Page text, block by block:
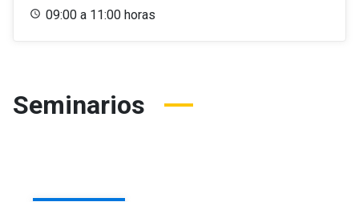
09:00 a 11:00 horas
Seminarios